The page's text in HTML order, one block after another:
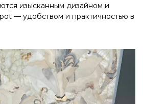
изысканным дизайном и
— удобством и практичностью в